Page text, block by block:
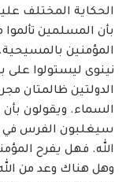
‏الحكاية المختلف
بأن المسلمين
المؤمنين بالمسيحية.
نينوى ليستولوا على
الدولتين ظالمتان
‏السماء. ويقولون بأن
سيغلبون الفرس في
الله. فهل يفرح
وهل هناك وعد من ‏الله